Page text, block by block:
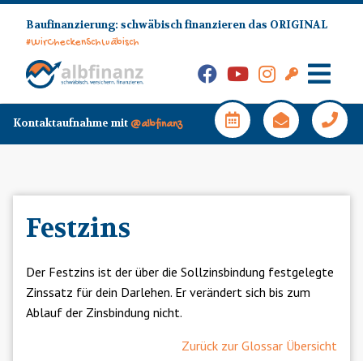
content
Baufinanzierung: schwäbisch finanzieren das ORIGINAL
#WirCheckenSchwäbisch
FacebookYouTubeInstagram
Kunden-
Festzins
Der Festzins ist der über die Sollzinsbindung festgelegte
Zinssatz für dein Darlehen. Er verändert sich bis zum
Ablauf der Zinsbindung nicht.
Zurück zur Glossar Übersicht
Kontaktaufnahme mit @albfinanz